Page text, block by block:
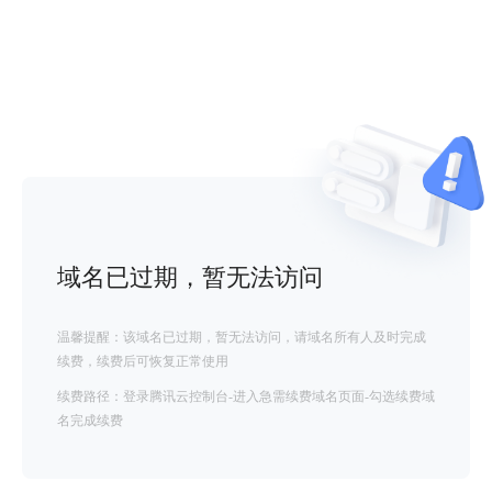
域名已过期，暂无法访问
温馨提醒：该域名已过期，暂无法访问，请域名所有人及时完成
续费，续费后可恢复正常使用
续费路径：登录腾讯云控制台-进入急需续费域名页面-勾选续费域
名完成续费